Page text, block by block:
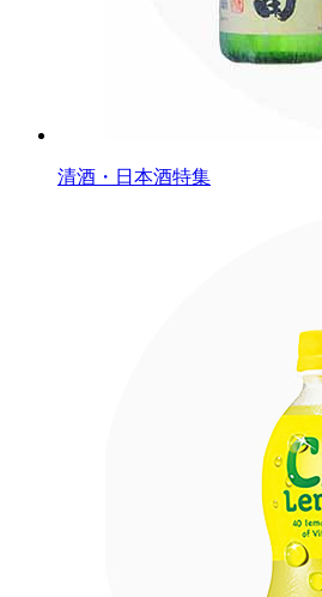
清酒・日本酒特集